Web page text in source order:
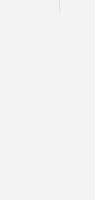
sich neuen